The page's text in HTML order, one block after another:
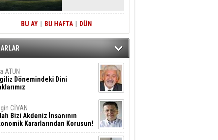
BU AY BU HAFTA DÜN
ATUN
Dönemindeki Dini
CİVAN
Bizi Akdeniz İnsanının
Kararlarından Korusun!